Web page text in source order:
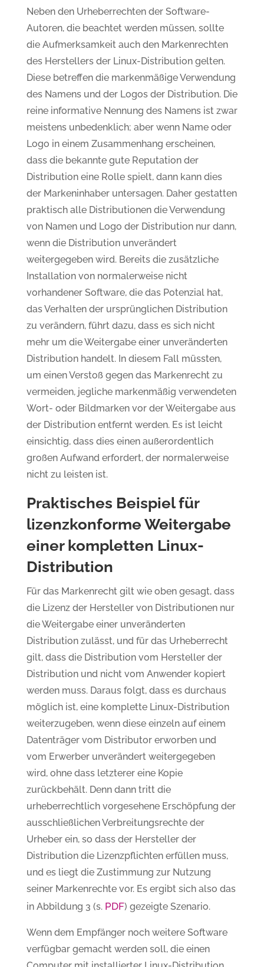
Neben den Urheberrechten der Software-
Autoren, die beachtet werden müssen, sollte
die Aufmerksamkeit auch den Markenrechten
des Herstellers der Linux-Distribution gelten.
Diese betreffen die markenmäßige Verwendung
des Namens und der Logos der Distribution. Die
reine informative Nennung des Namens ist zwar
meistens unbedenklich; aber wenn Name oder
Logo in einem Zusammenhang erscheinen,
dass die bekannte gute Reputation der
Distribution eine Rolle spielt, dann kann dies
der Markeninhaber untersagen. Daher gestatten
praktisch alle Distributionen die Verwendung
von Namen und Logo der Distribution nur dann,
wenn die Distribution unverändert
weitergegeben wird. Bereits die zusätzliche
Installation von normalerweise nicht
vorhandener Software, die das Potenzial hat,
das Verhalten der ursprünglichen Distribution
zu verändern, führt dazu, dass es sich nicht
mehr um die Weitergabe einer unveränderten
Distribution handelt. In diesem Fall müssten,
um einen Verstoß gegen das Markenrecht zu
vermeiden, jegliche markenmäßig verwendeten
Wort- oder Bildmarken vor der Weitergabe aus
der Distribution entfernt werden. Es ist leicht
einsichtig, dass dies einen außerordentlich
großen Aufwand erfordert, der normalerweise
nicht zu leisten ist.
Praktisches Beispiel für
lizenzkonforme Weitergabe
einer kompletten Linux-
Distribution
Für das Markenrecht gilt wie oben gesagt, dass
die Lizenz der Hersteller von Distributionen nur
die Weitergabe einer unveränderten
Distribution zulässt, und für das Urheberrecht
gilt, dass die Distribution vom Hersteller der
Distribution und nicht vom Anwender kopiert
werden muss. Daraus folgt, dass es durchaus
möglich ist, eine komplette Linux-Distribution
weiterzugeben, wenn diese einzeln auf einem
Datenträger vom Distributor erworben und
vom Erwerber unverändert weitergegeben
wird, ohne dass letzterer eine Kopie
zurückbehält. Denn dann tritt die
urheberrechtlich vorgesehene Erschöpfung der
ausschließlichen Verbreitungsrechte der
Urheber ein, so dass der Hersteller der
Distribution die Lizenzpflichten erfüllen muss,
und es liegt die Zustimmung zur Nutzung
seiner Markenrechte vor. Es ergibt sich also das
in Abbildung 3 (s. PDF) gezeigte Szenario.
Wenn dem Empfänger noch weitere Software
verfügbar gemacht werden soll, die einen